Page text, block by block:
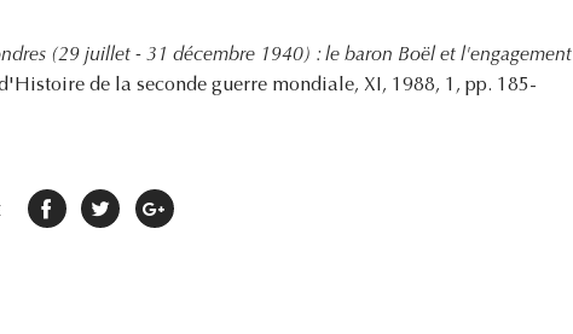
(29 juillet - 31 décembre 1940) : le baron Boël et l'engagement
de la seconde guerre mondiale, XI, 1988, 1, pp. 185-